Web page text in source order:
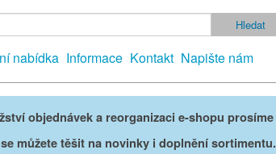
nabídka Informace Kontakt Napište nám
objednávek a reorganizaci e-shopu
můžete těšit na novinky i doplnění sortimentu.